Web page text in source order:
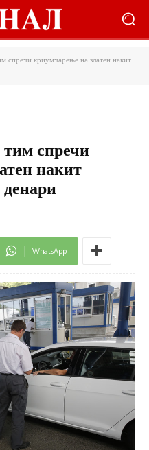
спречи криумчарење на златен накит
спречи
накит
WhatsApp